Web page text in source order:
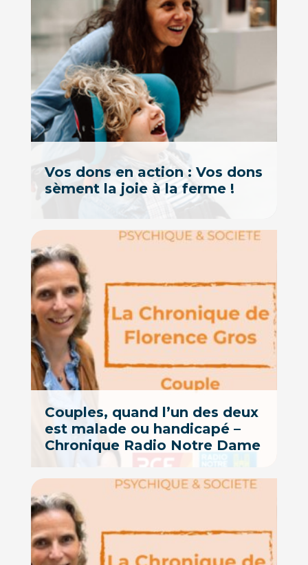
Vos dons en action : Vos dons
sèment la joie à la ferme !
Couples, quand l’un des deux
est malade ou handicapé –
Chronique Radio Notre Dame